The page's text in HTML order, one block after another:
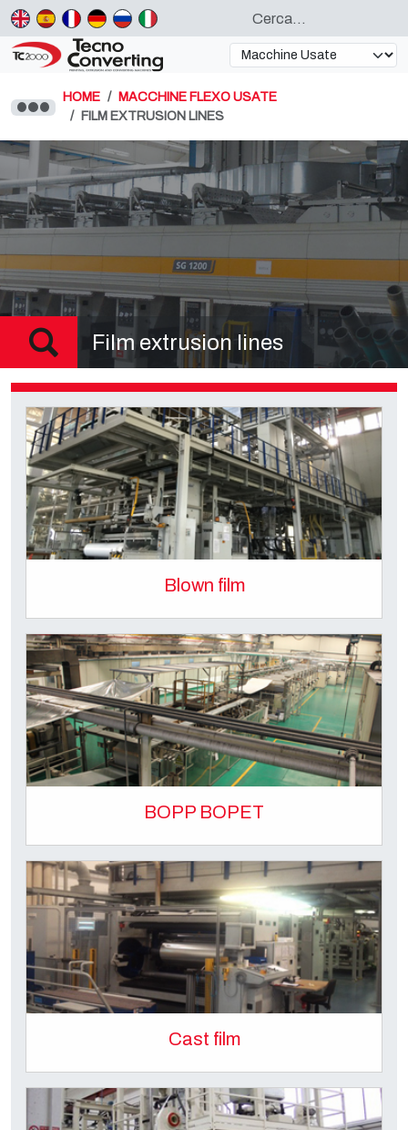
HOME
MACCHINE FLEXO USATE
FILM EXTRUSION LINES
Film extrusion lines
Blown film
BOPP BOPET
Cast film